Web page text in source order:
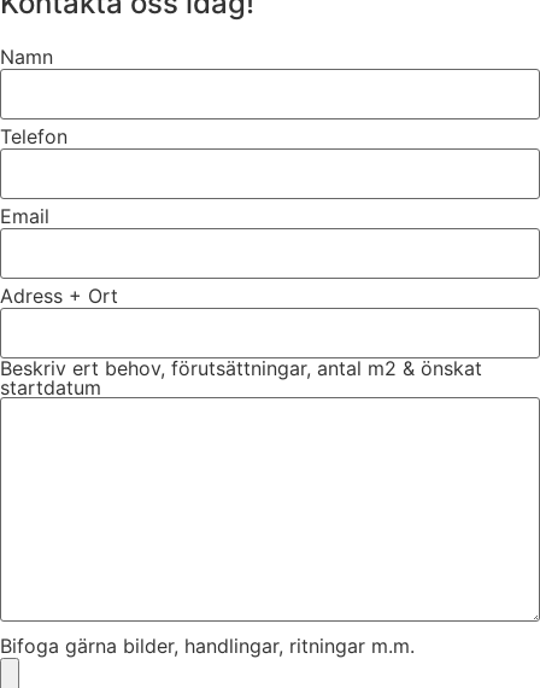
Namn
Telefon
Email
Adress + Ort
Beskriv ert behov, förutsättningar, antal m2 & önskat
startdatum
Bifoga gärna bilder, handlingar, ritningar m.m.